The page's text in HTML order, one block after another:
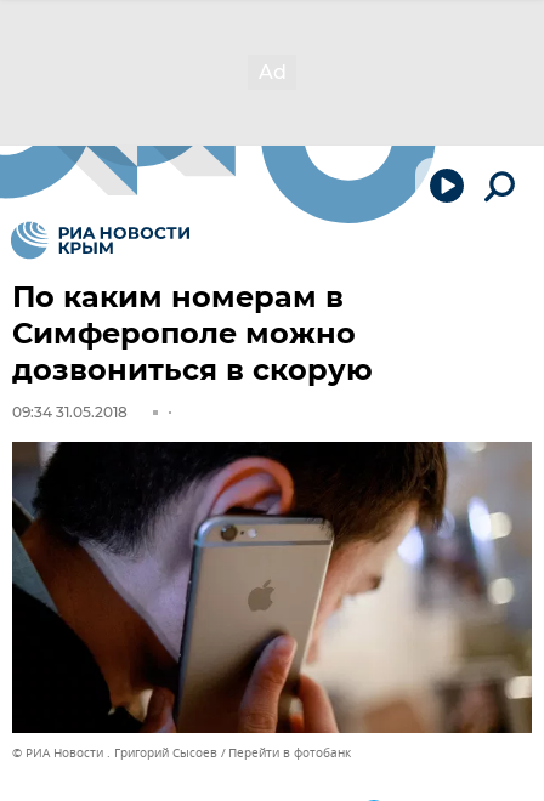
По каким номерам в
Симферополе можно
дозвониться в скорую
09:34 31.05.2018
© РИА Новости . Григорий Сысоев Перейти в фотобанк